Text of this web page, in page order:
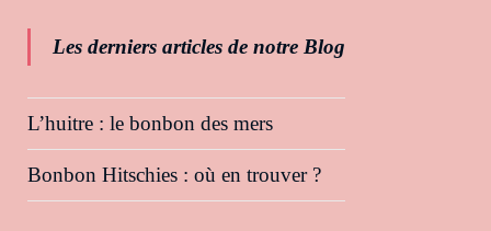
Les derniers articles de notre Blog
L’huitre : le bonbon des mers
Bonbon Hitschies : où en trouver ?